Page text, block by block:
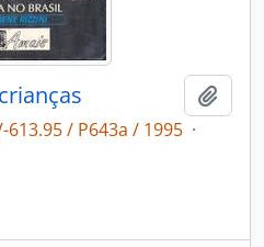
613.95 / P643a / 1995 ·